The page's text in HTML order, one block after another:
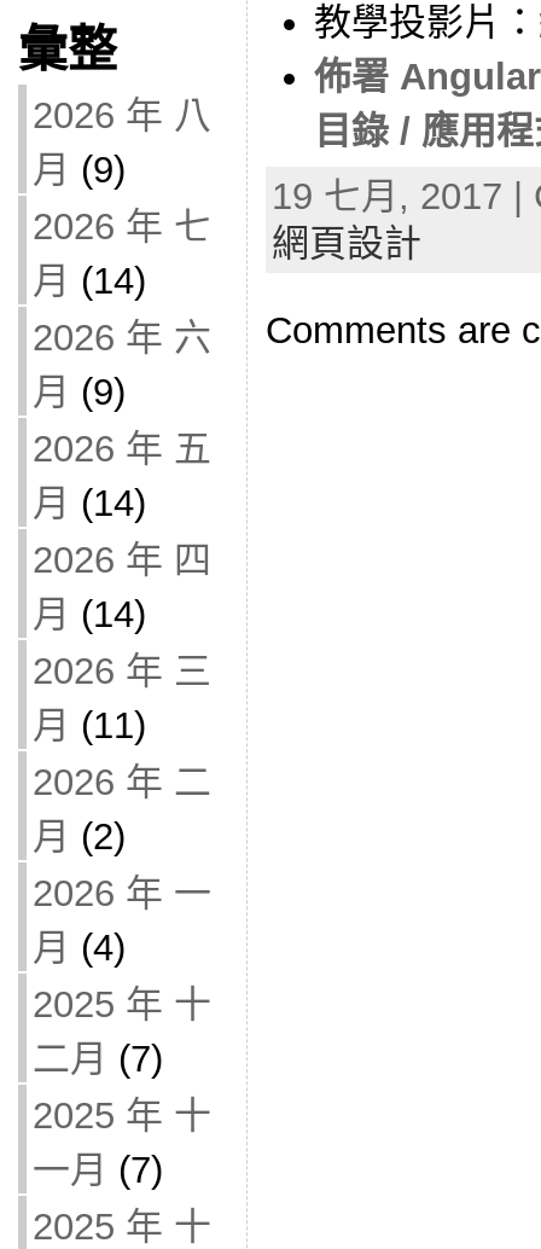
彙整
2026 年 八
月 (9)
2026 年 七
月 (14)
2026 年 六
月 (9)
2026 年 五
月 (14)
2026 年 四
月 (14)
2026 年 三
月 (11)
2026 年 二
月 (2)
2026 年 一
月 (4)
2025 年 十
二月 (7)
2025 年 十
一月 (7)
2025 年 十
教學投影片：
佈署
目錄 / 應用
19 七月, 2017
網頁設計
Comments are